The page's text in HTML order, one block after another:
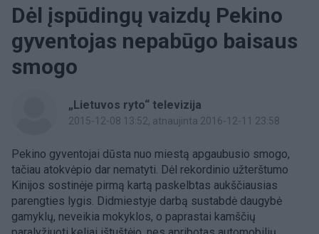
Dėl įspūdingų vaizdų Pekino
gyventojas nepabūgo baisaus
smogo
„Lietuvos ryto“ televizija
2015-12-08 13:52, atnaujinta 2016-12-11 23:58
Pekino gyventojai dūsta nuo miestą apgaubusio smogo,
tačiau atokvėpio dar nematyti. Dėl rekordinio užterštumo
Kinijos sostinėje pirmą kartą paskelbtas aukščiausias
parengties lygis. Didmiestyje darbą sustabdė daugybė
gamyklų, neveikia mokyklos, o paprastai kamščių